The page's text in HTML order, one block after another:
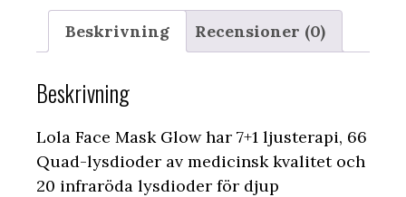
Beskrivning Recensioner (0)
Beskrivning
Lola Face Mask Glow har 7+1 ljusterapi, 66
Quad-lysdioder av medicinsk kvalitet och
20 infraröda lysdioder för djup